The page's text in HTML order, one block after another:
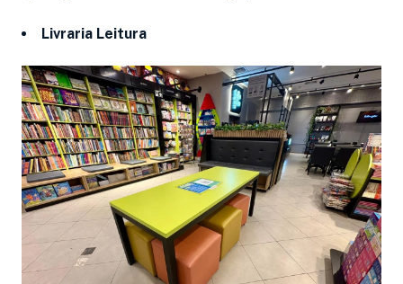
Livraria Leitura